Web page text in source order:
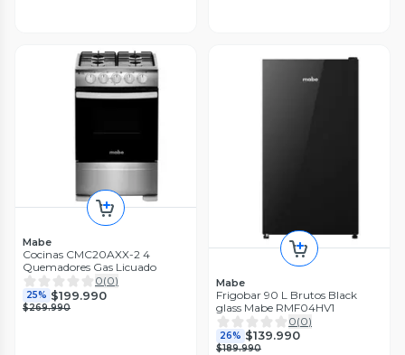
Mabe
Cocinas CMC20AXX-2 4
Quemadores Gas Licuado
0(0)
25% $199.990
$269.990
Mabe
Frigobar 90 L Brutos Black
glass Mabe RMF04HV1
0(0)
26% $139.990
$189.990